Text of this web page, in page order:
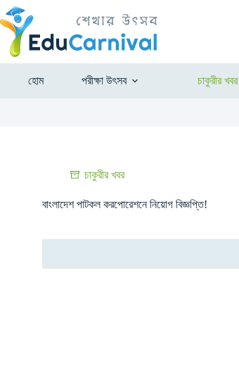
হোম পরীক্ষা উৎসব চাকুরীর খবর
চাকুরীর খবর
বাংলাদেশ পাটকল করপোরেশনে নিয়োগ বিজ্ঞপ্তি!